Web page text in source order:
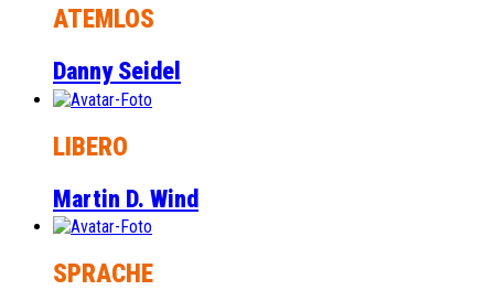
ATEMLOS
Danny Seidel
LIBERO
Martin D. Wind
SPRACHE